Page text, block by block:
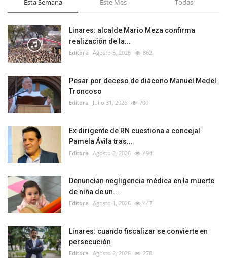
Esta Semana Este Mes Todas
Linares: alcalde Mario Meza confirma
realización de la...
Editora Agosto 5, 2026 862
Pesar por deceso de diácono Manuel Medel
Troncoso
Editora Julio 31, 2026 700
Ex dirigente de RN cuestiona a concejal
Pamela Ávila tras...
Editora Agosto 2, 2026 494
Denuncian negligencia médica en la muerte
de niña de un...
Editora Agosto 1, 2026 447
Linares: cuando fiscalizar se convierte en
persecución
Editora Agosto 2, 2026 278